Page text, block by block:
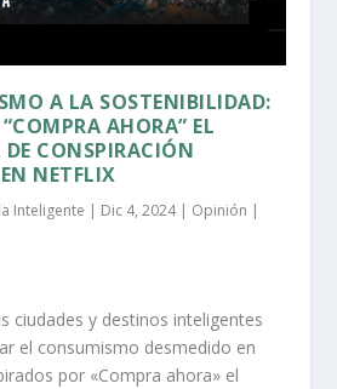
A LA SOSTENIBILIDAD:
AHORA” EL
CONSPIRACIÓN
NETFLIX
Inteligente | Dic 4, 2024| Opinión |
ciudades y destinos inteligentes
el consumismo desmedido en
por «Compra ahora» el